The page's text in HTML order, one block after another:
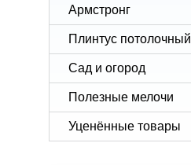
Армстронг
Плинтус потолочный
Сад и огород
Полезные мелочи
Уценённые товары